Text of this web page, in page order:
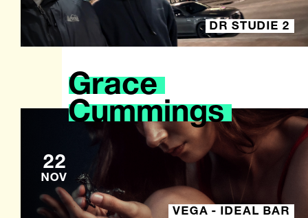
DR STUDIE 2
22
NOV
Grace
Cummings
VEGA - IDEAL BAR